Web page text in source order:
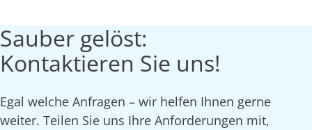
Sauber gelöst:
Kontaktieren Sie uns!
Egal welche Anfragen – wir helfen Ihnen gerne
weiter. Teilen Sie uns Ihre Anforderungen mit,